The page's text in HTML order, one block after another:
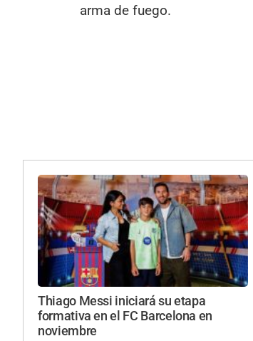
arma de fuego.
Thiago Messi iniciará su etapa
formativa en el FC Barcelona en
noviembre